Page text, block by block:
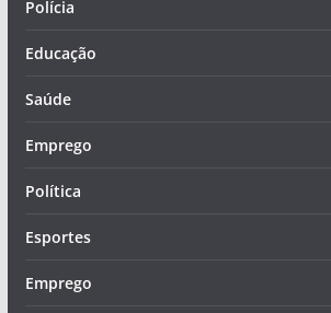
Polícia
Educação
Saúde
Emprego
Política
Esportes
Emprego